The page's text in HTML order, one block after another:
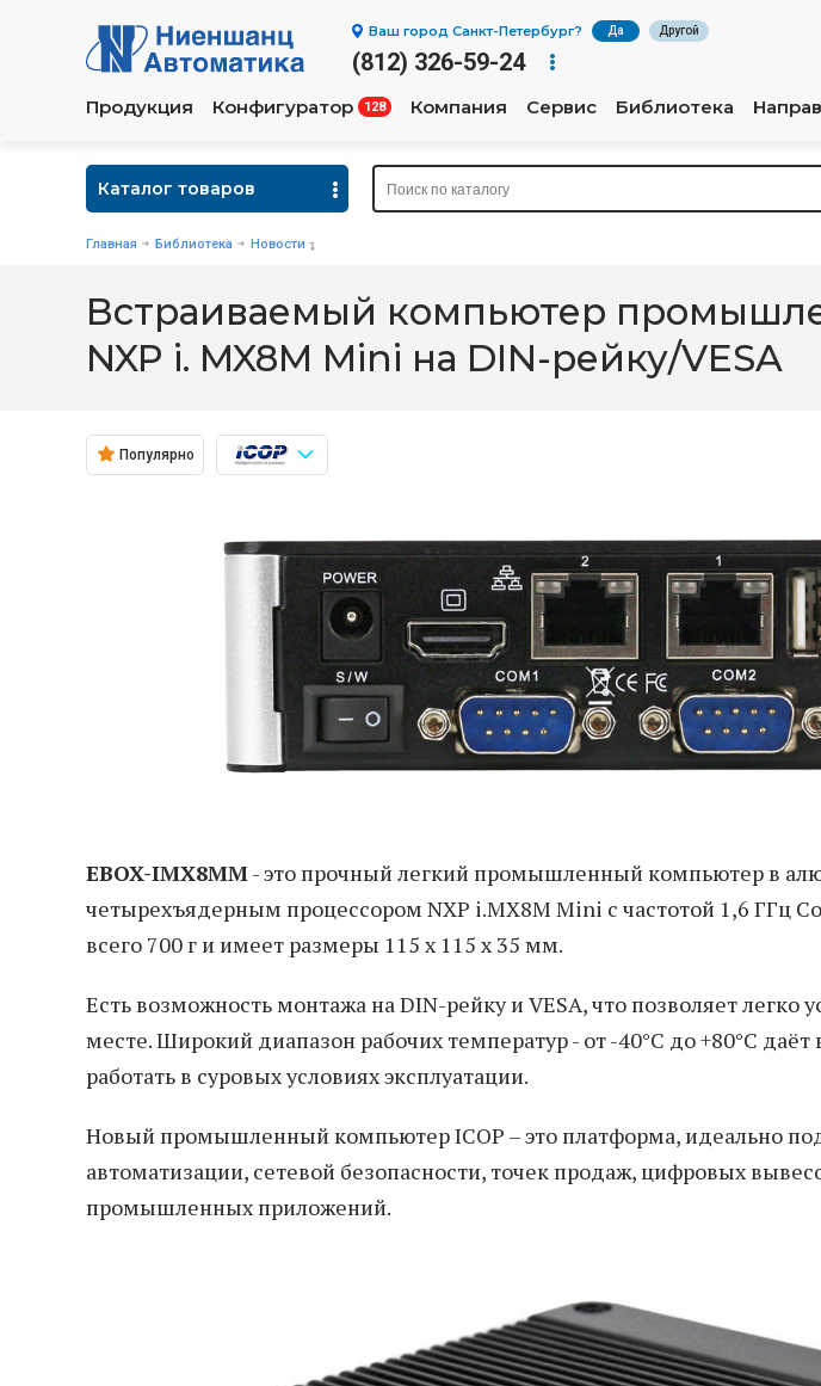
Ваш город Санкт-Петербург? Да Другой
(812) 326-59-24
Продукция Конфигуратор 128 Компания Сервис Библиотека
Каталог товаров
Главная Библиотека Новости
Встраиваемый компьютер
NXP i. MX8M Mini на DIN-рейку/VESA
Популярно
EBOX-IMX8MM- это прочный легкий промышленный компьютер в
четырехъядерным процессором NXP i.MX8M Mini с частотой 1,6 ГГц
всего 700 г и имеет размеры 115 х 115 х 35 мм.
Есть возможность монтажа на DIN-рейку и VESA, что позволяет легко
месте. Широкий диапазон рабочих температур - от -40°C до +80°C
работать в суровых условиях эксплуатации.
Новый промышленный компьютер ICOP – это платформа, идеально
автоматизации, сетевой безопасности, точек продаж, цифровых
промышленных приложений.